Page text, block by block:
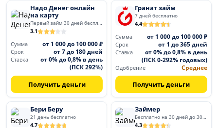
Надо Денег онлайн
на карту
Первый займ 30 дней бесплатно
3.1
Сумма
от 1 000 до 100 000 ₽
Срок от 7 до 180 дней
Ставка
от 0% до 0,8% в день
(ПСК 292%)
Получить деньги
Гранат займ
7 дней бесплатно
4.4
Сумма
от 1 000 до 100 000 ₽
Срок от 1 до 365 дней
Ставка
от 0% до 0,8% в день
(ПСК 0-292% годовых)
Одобрение Среднее
Получить деньги
Бери Беру
21 день бесплатно
4.7
Займер
Бесплатно на 30 дней до 30 000
4.3